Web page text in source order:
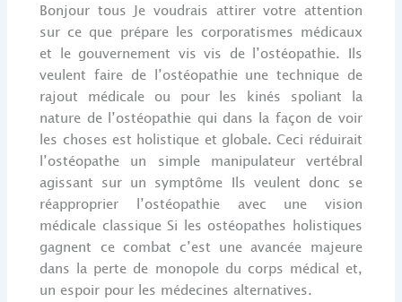
Bonjour tous Je voudrais attirer votre attention
sur ce que prépare les corporatismes médicaux
et le gouvernement vis vis de l’ostéopathie. Ils
veulent faire de l’ostéopathie une technique de
rajout médicale ou pour les kinés spoliant la
nature de l’ostéopathie qui dans la façon de voir
les choses est holistique et globale. Ceci réduirait
l’ostéopathe un simple manipulateur vertébral
agissant sur un symptôme Ils veulent donc se
réapproprier l’ostéopathie avec une vision
médicale classique Si les ostéopathes holistiques
gagnent ce combat c’est une avancée majeure
dans la perte de monopole du corps médical et,
un espoir pour les médecines alternatives.